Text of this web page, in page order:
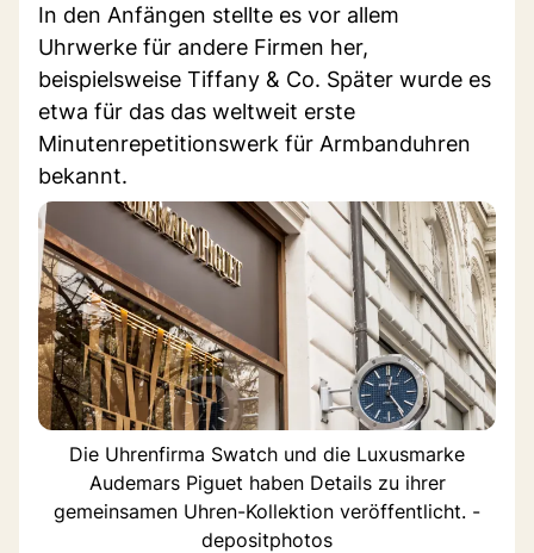
In den Anfängen stellte es vor allem
Uhrwerke für andere Firmen her,
beispielsweise Tiffany & Co. Später wurde es
etwa für das das weltweit erste
Minutenrepetitionswerk für Armbanduhren
bekannt.
Die Uhrenfirma Swatch und die Luxusmarke
Audemars Piguet haben Details zu ihrer
gemeinsamen Uhren-Kollektion veröffentlicht. -
depositphotos